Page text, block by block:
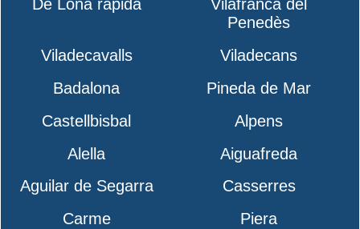
De Lona rápida
Vilafranca del
Penedès
Viladecavalls
Viladecans
Badalona
Pineda de Mar
Castellbisbal
Alpens
Alella
Aiguafreda
Aguilar de Segarra
Casserres
Carme
Piera